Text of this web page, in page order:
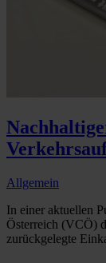
Allgemein
In einer aktuellen
Österreich (VCÖ)
zurückgelegte